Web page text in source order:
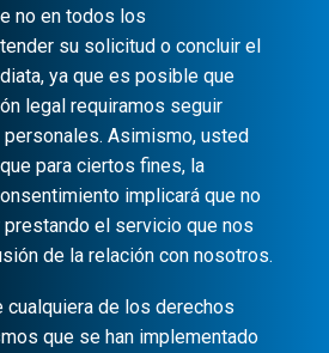
no en todos los
su solicitud o concluir el
ya que es posible que
legal requiramos seguir
Asimismo, usted
para ciertos fines, la
implicará que no
el servicio que nos
de la relación con nosotros.
cualquiera de los derechos
que se han implementado